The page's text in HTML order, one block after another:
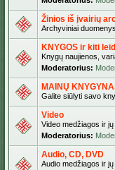
Žinios iš įvairių
Archyviniai
KNYGOS ir kiti
Knygų naujienos,
Moderatorius:
MAINŲ
Galite siūlyti savo
Video
Video medžiagos ir
Moderatorius:
Audio, CD, DVD
Audio medžiagos ir